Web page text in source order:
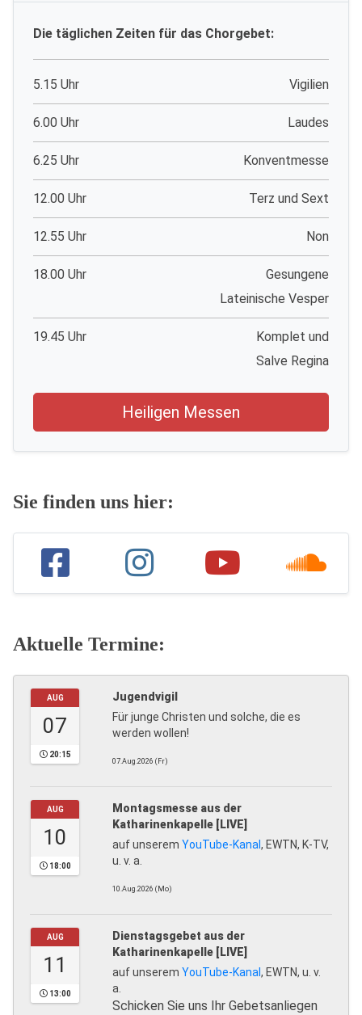
Die täglichen Zeiten für das Chorgebet:
5.15 Uhr Vigilien
6.00 Uhr Laudes
6.25 Uhr Konventmesse
12.00 Uhr Terz und Sext
12.55 Uhr Non
18.00 Uhr
Gesungene
Lateinische Vesper
19.45 Uhr
Komplet und
Salve Regina
Heiligen Messen
Sie finden uns hier:
Aktuelle Termine:
AUG
07
20:15
Jugendvigil
Für junge Christen und solche, die es
werden wollen!
07.Aug.2026 (Fr)
AUG
10
18:00
Montagsmesse aus der
Katharinenkapelle [LIVE]
auf unserem YouTube-Kanal, EWTN, K-TV,
u. v. a.
10.Aug.2026 (Mo)
AUG
11
13:00
Dienstagsgebet aus der
Katharinenkapelle [LIVE]
auf unserem YouTube-Kanal, EWTN, u. v.
a.
Schicken Sie uns Ihr Gebetsanliegen